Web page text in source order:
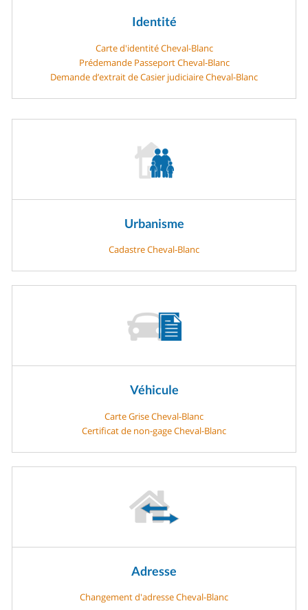
Identité
Carte d'identité Cheval-Blanc
Prédemande Passeport Cheval-Blanc
Demande d’extrait de Casier judiciaire Cheval-Blanc
Urbanisme
Cadastre Cheval-Blanc
Véhicule
Carte Grise Cheval-Blanc
Certificat de non-gage Cheval-Blanc
Adresse
Changement d'adresse Cheval-Blanc